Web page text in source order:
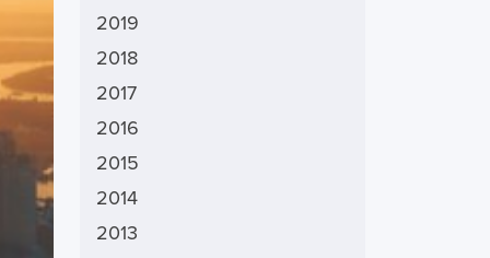
2019
2018
2017
2016
2015
2014
2013